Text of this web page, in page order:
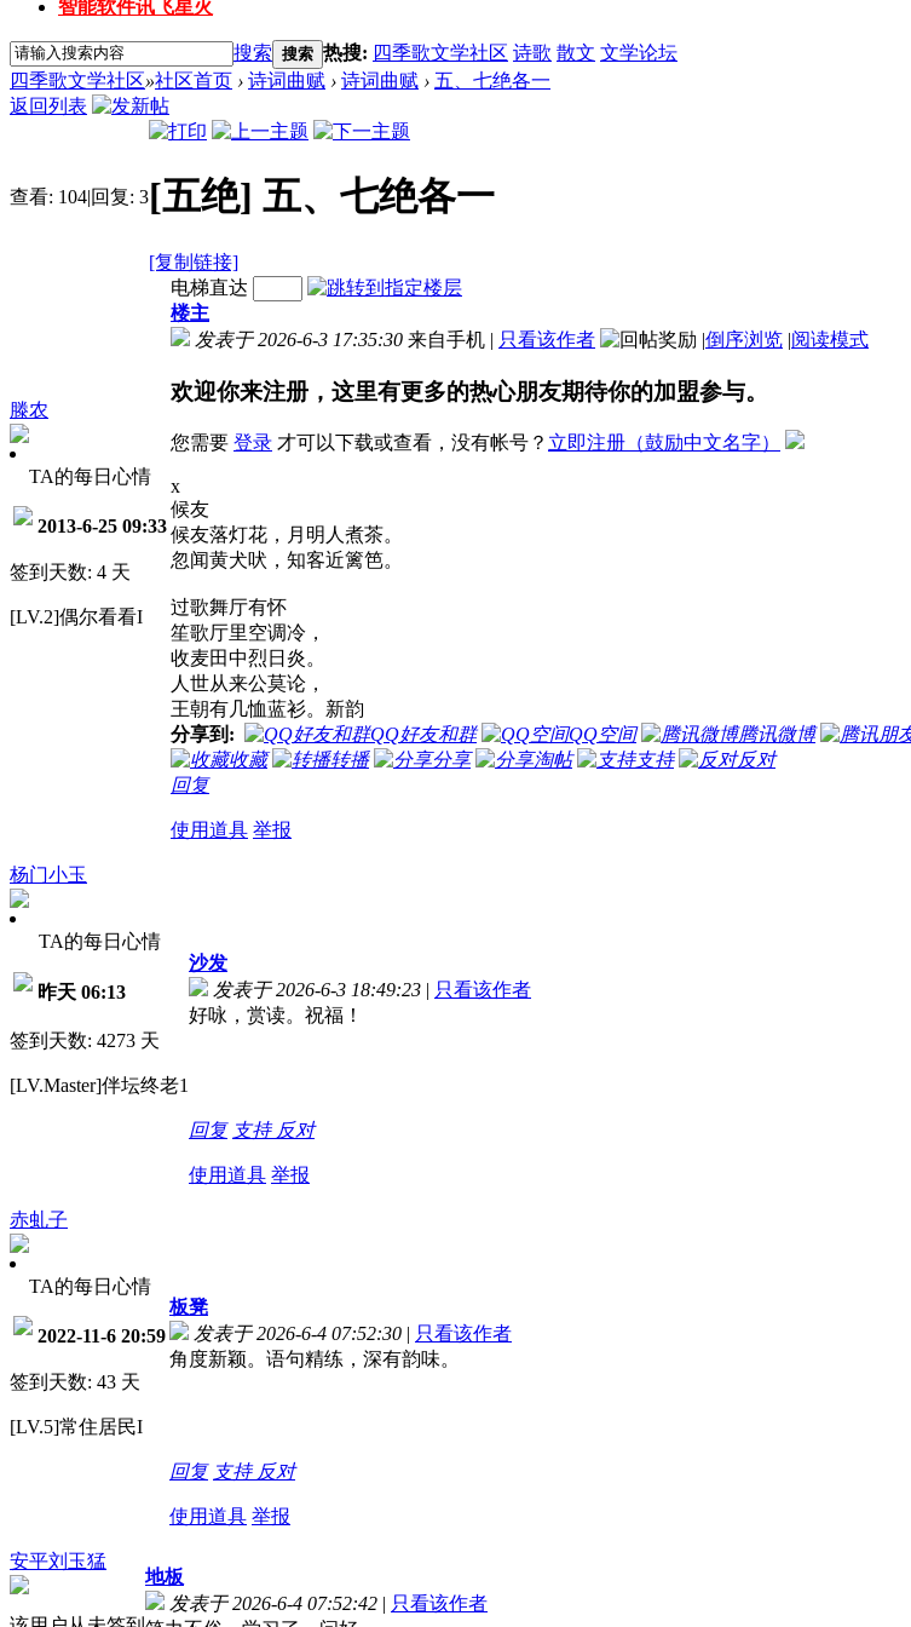
智能软件讯飞星火
搜索 搜索 热搜: 四季歌文学社区 诗歌 散文 文学论坛
四季歌文学社区»社区首页 › 诗词曲赋 › 诗词曲赋 › 五、七绝各一
返回列表
查看: 104|回复: 3[五绝] 五、七绝各一
[复制链接]
滕农
TA的每日心情
2013-6-25 09:33
签到天数: 4 天
[LV.2]偶尔看看I
电梯直达
楼主
发表于 2026-6-3 17:35:30 来自手机 | 只看该作者 |倒序浏览 |阅读模式
欢迎你来注册，这里有更多的热心朋友期待你的加盟参与。
您需要 登录 才可以下载或查看，没有帐号？ 立即注册（鼓励中文名字）
x
候友
候友落灯花，月明人煮茶。
忽闻黄犬吠，知客近篱笆。
过歌舞厅有怀
笙歌厅里空调冷，
收麦田中烈日炎。
人世从来公莫论，
王朝有几恤蓝衫。新韵
分享到:
QQ好友和群 QQ空间 腾讯微博
收藏
转播 分享 淘帖 支持
反对
回复
使用道具 举报
杨门小玉
TA的每日心情
昨天 06:13
签到天数: 4273 天
[LV.Master]伴坛终老1
沙发
发表于 2026-6-3 18:49:23 | 只看该作者
好咏，赏读。祝福！
回复 支持 反对
使用道具 举报
赤虬子
TA的每日心情
2022-11-6 20:59
签到天数: 43 天
[LV.5]常住居民I
板凳
发表于 2026-6-4 07:52:30 | 只看该作者
角度新颖。语句精练，深有韵味。
回复 支持 反对
使用道具 举报
安平刘玉猛
地板
发表于 2026-6-4 07:52:42 | 只看该作者